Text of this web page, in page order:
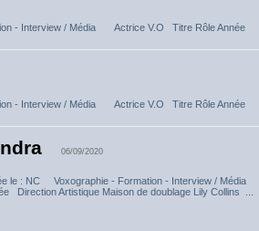
- Interview / Média Actrice V.O Titre Rôle Année
- Interview / Média Actrice V.O Titre Rôle Année
06/09/2020
le : NC Voxographie - Formation - Interview / Média
Direction Artistique Maison de doublage Lily Collins ...